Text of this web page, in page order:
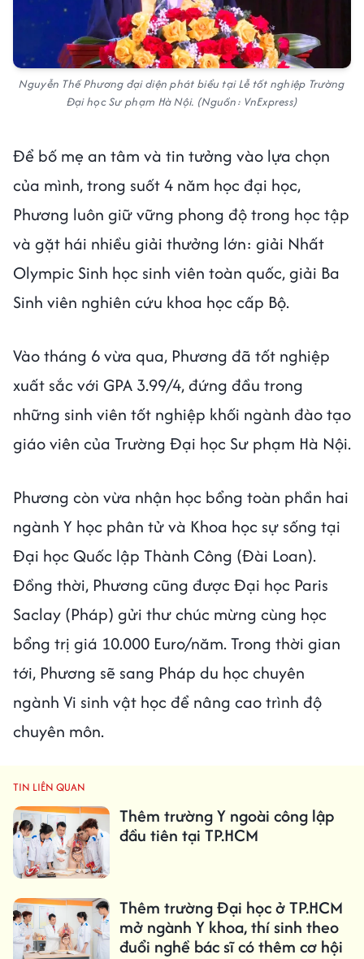
Nguyễn Thế Phương đại diện phát biểu tại Lễ tốt nghiệp Trường
Đại học Sư phạm Hà Nội. (Nguồn: VnExpress)
Để bố mẹ an tâm và tin tưởng vào lựa chọn
của mình, trong suốt 4 năm học đại học,
Phương luôn giữ vững phong độ trong học tập
và gặt hái nhiều giải thưởng lớn: giải Nhất
Olympic Sinh học sinh viên toàn quốc, giải Ba
Sinh viên nghiên cứu khoa học cấp Bộ.
Vào tháng 6 vừa qua, Phương đã tốt nghiệp
xuất sắc với GPA 3.99/4, đứng đầu trong
những sinh viên tốt nghiệp khối ngành đào tạo
giáo viên của Trường Đại học Sư phạm Hà Nội.
Phương còn vừa nhận học bổng toàn phần hai
ngành Y học phân tử và Khoa học sự sống tại
Đại học Quốc lập Thành Công (Đài Loan).
Đồng thời, Phương cũng được Đại học Paris
Saclay (Pháp) gửi thư chúc mừng cùng học
bổng trị giá 10.000 Euro/năm. Trong thời gian
tới, Phương sẽ sang Pháp du học chuyên
ngành Vi sinh vật học để nâng cao trình độ
chuyên môn.
TIN LIÊN QUAN
Thêm trường Y ngoài công lập
đầu tiên tại TP.HCM
Thêm trường Đại học ở TP.HCM
mở ngành Y khoa, thí sinh theo
đuổi nghề bác sĩ có thêm cơ hội